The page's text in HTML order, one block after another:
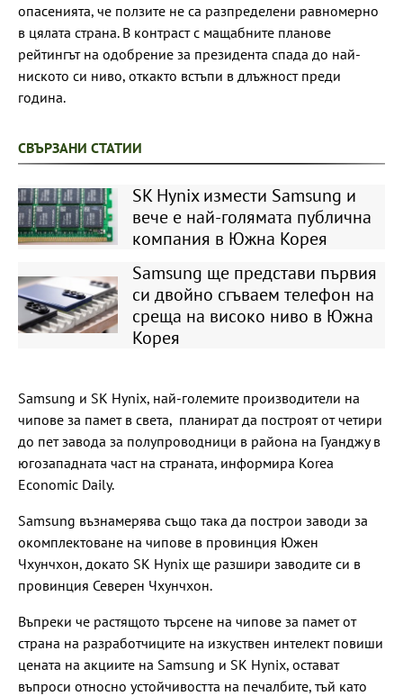
опасенията, че ползите не са разпределени равномерно
в цялата страна. В контраст с мащабните планове
рейтингът на одобрение за президента спада до най-
ниското си ниво, откакто встъпи в длъжност преди
година.
СВЪРЗАНИ СТАТИИ
SK Hynix измести Samsung и
вече е най-голямата публична
компания в Южна Корея
Samsung ще представи първия
си двойно сгъваем телефон на
среща на високо ниво в Южна
Корея
Samsung и SK Hynix, най-големите производители на
чипове за памет в света, планират да построят от четири
до пет завода за полупроводници в района на Гуанджу в
югозападната част на страната, информира Korea
Economic Daily.
Samsung възнамерява също така да построи заводи за
окомплектоване на чипове в провинция Южен
Чхунчхон, докато SK Hynix ще разшири заводите си в
провинция Северен Чхунчхон.
Въпреки че растящото търсене на чипове за памет от
страна на разработчиците на изкуствен интелект повиши
цената на акциите на Samsung и SK Hynix, остават
въпроси относно устойчивостта на печалбите, тъй като